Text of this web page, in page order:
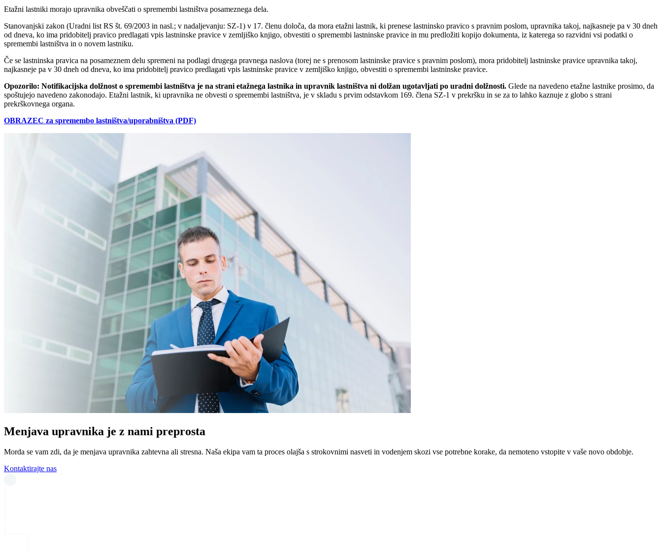
Etažni lastniki morajo upravnika obveščati o spremembi lastništva posameznega dela.
Stanovanjski zakon (Uradni list RS št. 69/2003 in nasl.; v nadaljevanju: SZ-1) v 17. členu določa, da mora etažni lastnik, ki prenese lastninsko pravico s pravnim poslom, upravnika takoj, najkasneje pa v 30 dneh
od dneva, ko ima pridobitelj pravico predlagati vpis lastninske pravice v zemljiško knjigo, obvestiti o spremembi lastninske pravice in mu predložiti kopijo dokumenta, iz katerega so razvidni vsi podatki o
spremembi lastništva in o novem lastniku.
Če se lastninska pravica na posameznem delu spremeni na podlagi drugega pravnega naslova (torej ne s prenosom lastninske pravice s pravnim poslom), mora pridobitelj lastninske pravice upravnika takoj,
najkasneje pa v 30 dneh od dneva, ko ima pridobitelj pravico predlagati vpis lastninske pravice v zemljiško knjigo, obvestiti o spremembi lastninske pravice.
Opozorilo: Notifikacijska dolžnost o spremembi lastništva je na strani etažnega lastnika in upravnik lastništva ni dolžan ugotavljati po uradni dolžnosti. Glede na navedeno etažne lastnike prosimo, da
spoštujejo navedeno zakonodajo. Etažni lastnik, ki upravnika ne obvesti o spremembi lastništva, je v skladu s prvim odstavkom 169. člena SZ-1 v prekršku in se za to lahko kaznuje z globo s strani
prekrškovnega organa.
OBRAZEC za spremembo lastništva/uporabništva (PDF)
Menjava upravnika je z nami preprosta
Morda se vam zdi, da je menjava upravnika zahtevna ali stresna. Naša ekipa vam ta proces olajša s strokovnimi nasveti in vodenjem skozi vse potrebne korake, da nemoteno vstopite v vaše novo obdobje.
Kontaktirajte nas